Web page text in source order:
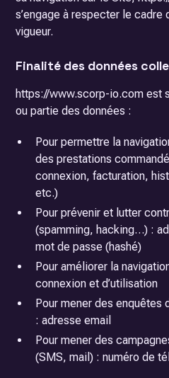
s’engage à respecter le
vigueur.
Finalité des données
https://www.scorp-io.com est
ou partie des données :
Pour permettre la
des prestations
connexion, facturation,
etc.)
Pour prévenir et lutter
(spamming, hacking…) :
mot de passe (hashé)
Pour améliorer la
connexion et d’utilisation
Pour mener des enquêtes
: adresse email
Pour mener des
(SMS, mail) : numéro de